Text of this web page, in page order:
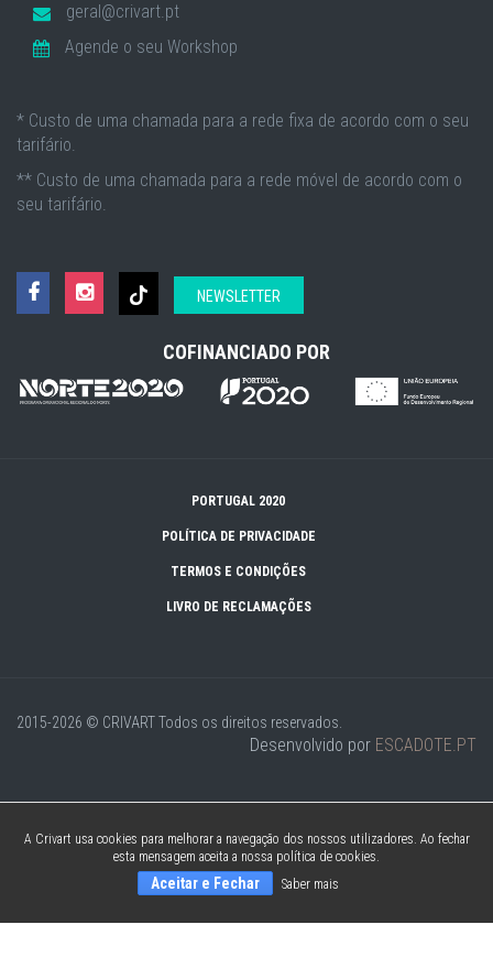
geral@crivart.pt
Agende o seu Workshop
* Custo de uma chamada para a rede fixa de acordo com o seu
tarifário.
** Custo de uma chamada para a rede móvel de acordo com o
seu tarifário.
NEWSLETTER
COFINANCIADO POR
PORTUGAL 2020
POLÍTICA DE PRIVACIDADE
TERMOS E CONDIÇÕES
LIVRO DE RECLAMAÇÕES
2015-2026 © CRIVARTTodos os direitos reservados.
Desenvolvido por ESCADOTE.PT
A Crivart usa cookies para melhorar a navegação dos nossos utilizadores. Ao fechar
esta mensagem aceita a nossa política de cookies.
Aceitar e Fechar Saber mais